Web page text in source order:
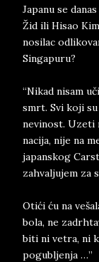
Japanu se
Žid ili Hisao
nosilac
Singapuru?
“Nikad nisam
smrt. Svi koji
nevinost. Uzeti
nacija, nije na
japanskog
zahvaljujem za
Otići ću na
bola, ne
biti ni vetra, ni
pogubljenja …”